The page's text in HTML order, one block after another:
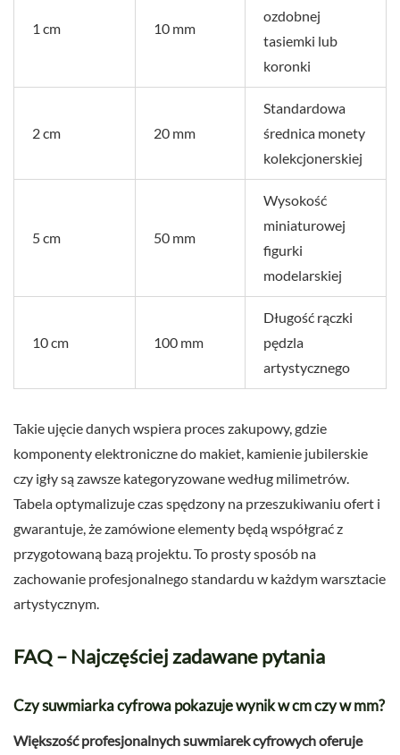
1 cm 10 mm
ozdobnej
tasiemki lub
koronki
2 cm 20 mm
Standardowa
średnica monety
kolekcjonerskiej
5 cm 50 mm
Wysokość
miniaturowej
figurki
modelarskiej
10 cm 100 mm
Długość rączki
pędzla
artystycznego
Takie ujęcie danych wspiera proces zakupowy, gdzie
komponenty elektroniczne do makiet, kamienie jubilerskie
czy igły są zawsze kategoryzowane według milimetrów.
Tabela optymalizuje czas spędzony na przeszukiwaniu ofert i
gwarantuje, że zamówione elementy będą współgrać z
przygotowaną bazą projektu. To prosty sposób na
zachowanie profesjonalnego standardu w każdym warsztacie
artystycznym.
FAQ – Najczęściej zadawane pytania
Czy suwmiarka cyfrowa pokazuje wynik w cm czy w mm?
Większość profesjonalnych suwmiarek cyfrowych oferuje